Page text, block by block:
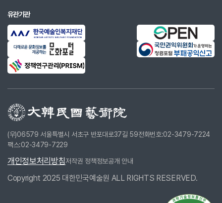
유관기관
(우)06579 서울특별시 서초구 반포대로37길 59전화번호:02-3479-7224
팩스:02-3479-7229
개인정보처리방침저작권 정책정보공개 안내
Copyright 2025 대한민국예술원 ALL RIGHTS RESERVED.